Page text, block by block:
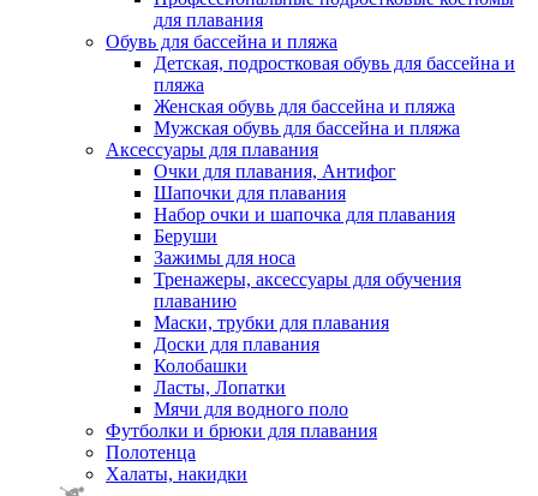
для плавания
Обувь для бассейна и пляжа
Детская, подростковая обувь для бассейна и
пляжа
Женская обувь для бассейна и пляжа
Мужская обувь для бассейна и пляжа
Аксессуары для плавания
Очки для плавания, Антифог
Шапочки для плавания
Набор очки и шапочка для плавания
Беруши
Зажимы для носа
Тренажеры, аксессуары для обучения
плаванию
Маски, трубки для плавания
Доски для плавания
Колобашки
Ласты, Лопатки
Мячи для водного поло
Футболки и брюки для плавания
Полотенца
Халаты, накидки